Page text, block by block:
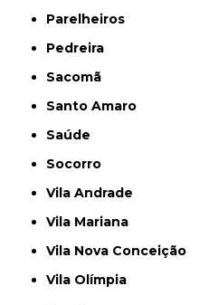
Parelheiros
Pedreira
Sacomã
Santo Amaro
Saúde
Socorro
Vila Andrade
Vila Mariana
Vila Nova Conceição
Vila Olímpia